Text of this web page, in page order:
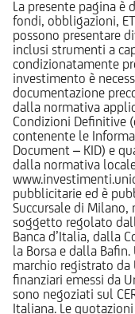
La presente pagina è
fondi, obbligazioni,
possono presentare
inclusi strumenti a
condizionatamente
investimento è
documentazione
dalla normativa
Condizioni Definitive
contenente le
Document – KID) e
dalla normativa
pubblicitarie ed è
Succursale di Milano,
soggetto regolato
Banca d’Italia, dalla
la Borsa e dalla
marchio registrato da
finanziari emessi da
sono negoziati sul
Italiana. Le